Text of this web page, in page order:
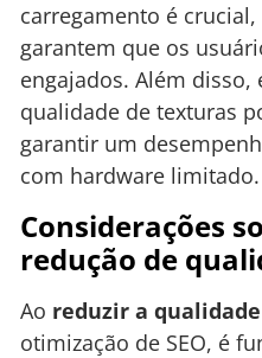
carregamento é
garantem que os
engajados. Além disso,
qualidade de texturas
garantir um
com hardware limitado.
Considerações
redução de
Ao reduzir a
otimização de SEO, é